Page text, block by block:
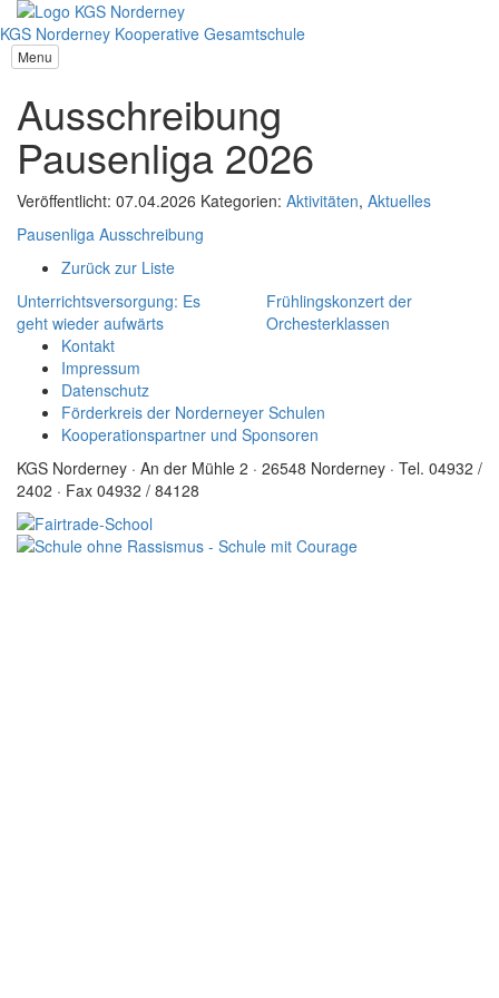
KGS Norderney Kooperative Gesamtschule
Menu
Ausschreibung
Pausenliga 2026
Veröffentlicht: 07.04.2026 Kategorien: Aktivitäten, Aktuelles
Pausenliga Ausschreibung
Zurück zur Liste
Unterrichtsversorgung: Es
geht wieder aufwärts
Frühlingskonzert der
Orchesterklassen
Kontakt
Impressum
Datenschutz
Förderkreis der Norderneyer Schulen
Kooperationspartner und Sponsoren
KGS Norderney · An der Mühle 2 · 26548 Norderney · Tel. 04932 /
2402 · Fax 04932 / 84128